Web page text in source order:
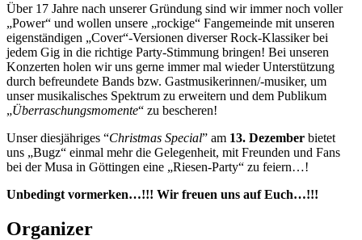
Über 17 Jahre nach unserer Gründung sind wir immer noch voller
„Power“ und wollen unsere „rockige“ Fangemeinde mit unseren
eigenständigen „Cover“-Versionen diverser Rock-Klassiker bei
jedem Gig in die richtige Party-Stimmung bringen! Bei unseren
Konzerten holen wir uns gerne immer mal wieder Unterstützung
durch befreundete Bands bzw. Gastmusikerinnen/-musiker, um
unser musikalisches Spektrum zu erweitern und dem Publikum
„Überraschungsmomente“ zu bescheren!
Unser diesjähriges “Christmas Special” am 13. Dezember bietet
uns „Bugz“ einmal mehr die Gelegenheit, mit Freunden und Fans
bei der Musa in Göttingen eine „Riesen-Party“ zu feiern…!
Unbedingt vormerken…!!! Wir freuen uns auf Euch…!!!
Organizer